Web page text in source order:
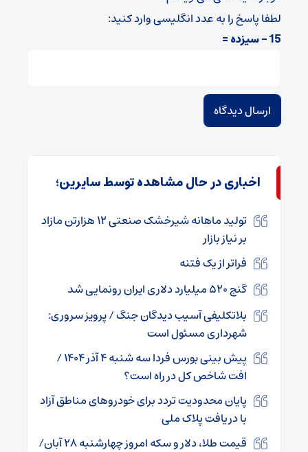
لطفا پاسخ را به عدد انگلیسی وارد کنید:
15 − سیزده =
اخباری در حال مشاهده توسط سایرین؛
تولید ماهانه شیرخشک صنعتی ۱۲ هزارتن مازاد
بر نیاز بازار
فراتر از یک فتنه
گنج ۵۲۰ میلیارد دلاری ایران رونمایی شد
بلاتکلیفی آسیب دیدگان جنگ / پرویز سروری:
شهرداری مسئول است
پیش بینی بورس فردا سه شنبه ۴ آذر ۱۴۰۴ /
افت شاخص کل در راه است؟
پایان محدودیت تردد برای خودروهای مناطق آزاد
با دریافت پلاک ملی
قیمت طلا، دلار و سکه امروز چهارشنبه ۲۸ آبان/